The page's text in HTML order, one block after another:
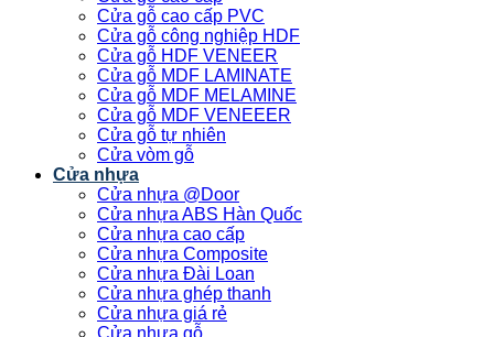
Cửa gỗ cao cấp PVC
Cửa gỗ công nghiệp HDF
Cửa gỗ HDF VENEER
Cửa gỗ MDF LAMINATE
Cửa gỗ MDF MELAMINE
Cửa gỗ MDF VENEEER
Cửa gỗ tự nhiên
Cửa vòm gỗ
Cửa nhựa
Cửa nhựa @Door
Cửa nhựa ABS Hàn Quốc
Cửa nhựa cao cấp
Cửa nhựa Composite
Cửa nhựa Đài Loan
Cửa nhựa ghép thanh
Cửa nhựa giá rẻ
Cửa nhựa gỗ